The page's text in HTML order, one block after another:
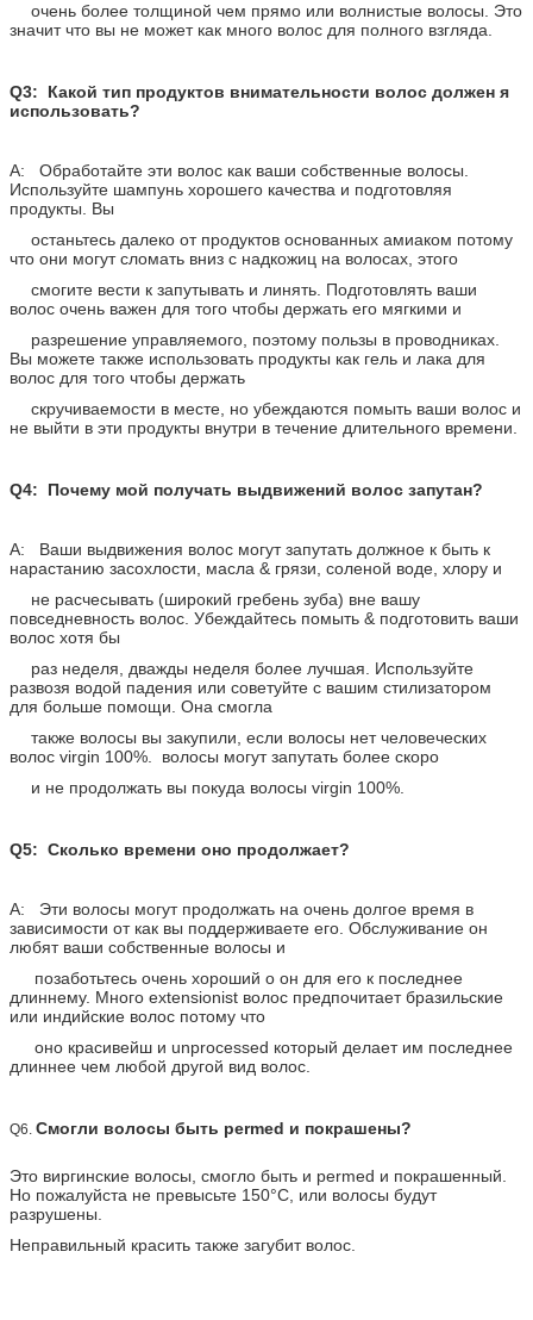
очень более толщиной чем прямо или волнистые волосы. Это
значит что вы не может как много волос для полного взгляда.
Q3: Какой тип продуктов внимательности волос должен я
использовать?
A: Обработайте эти волос как ваши собственные волосы.
Используйте шампунь хорошего качества и подготовляя
продукты. Вы
останьтесь далеко от продуктов основанных амиаком потому
что они могут сломать вниз с надкожиц на волосах, этого
смогите вести к запутывать и линять. Подготовлять ваши
волос очень важен для того чтобы держать его мягкими и
разрешение управляемого, поэтому пользы в проводниках.
Вы можете также использовать продукты как гель и лака для
волос для того чтобы держать
скручиваемости в месте, но убеждаются помыть ваши волос и
не выйти в эти продукты внутри в течение длительного времени.
Q4: Почему мой получать выдвижений волос запутан?
A: Ваши выдвижения волос могут запутать должное к быть к
нарастанию засохлости, масла & грязи, соленой воде, хлору и
не расчесывать (широкий гребень зуба) вне вашу
повседневность волос. Убеждайтесь помыть & подготовить ваши
волос хотя бы
раз неделя, дважды неделя более лучшая. Используйте
развозя водой падения или советуйте с вашим стилизатором
для больше помощи. Она смогла
также волосы вы закупили, если волосы нет человеческих
волос virgin 100%. волосы могут запутать более скоро
и не продолжать вы покуда волосы virgin 100%.
Q5: Сколько времени оно продолжает?
A: Эти волосы могут продолжать на очень долгое время в
зависимости от как вы поддерживаете его. Обслуживание он
любят ваши собственные волосы и
позаботьтесь очень хороший о он для его к последнее
длиннему. Много extensionist волос предпочитает бразильские
или индийские волос потому что
оно красивейш и unprocessed который делает им последнее
длиннее чем любой другой вид волос.
Q6. Смогли волосы быть permed и покрашены?
Это виргинские волосы, смогло быть и permed и покрашенный.
Но пожалуйста не превысьте 150°C, или волосы будут
разрушены.
Неправильный красить также загубит волос.